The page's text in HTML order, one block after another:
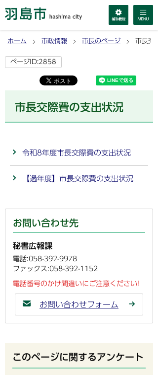
ホーム 市政情報 市長のページ 市長交
ページID:2858
市長交際費の支出状況
令和8年度市長交際費の支出状況
【過年度】市長交際費の支出状況
お問い合わせ先
秘書広報課
電話:058-392-9978
ファックス:058-392-1152
電話番号のかけ間違いにご注意ください!
お問い合わせフォーム
このページに関するアンケート